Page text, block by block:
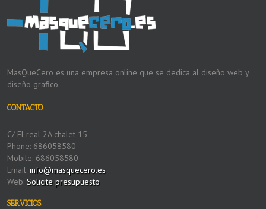
MasQueCero es una empresa online que se dedica al diseño web y
diseño grafico.
CONTACTO
C/ El real 2A chalet 15
Phone: 686058580
Mobile: 686058580
Email: info@masquecero.es
Web: Solicite presupuesto
SERVICIOS